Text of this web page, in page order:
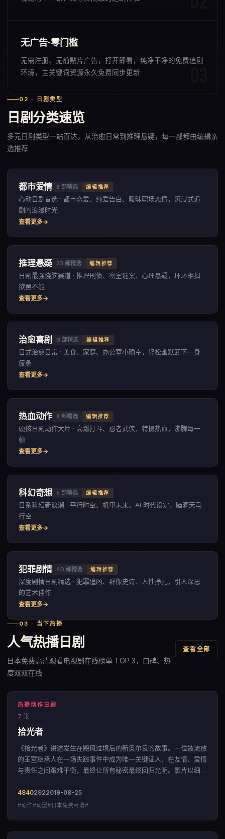
无广告·零门槛
无需注册、无前贴片广告，打开即看，纯净干净的免费追剧
环境，主关键词资源永久免费同步更新
02 · 日剧类型
日剧分类速览
多元日剧类型一站直达，从治愈日常到推理悬疑，每一部都由编辑亲
选推荐
都市爱情 8 部精选 编辑推荐
心动日剧首选 · 都市恋爱、纯爱告白、暧昧职场恋情，沉浸式追
剧的浪漫时光
查看更多
推理悬疑 23 部精选 编辑推荐
日剧最强烧脑赛道 · 推理刑侦、密室谜案、心理悬疑，环环相扣
欲罢不能
查看更多
治愈喜剧 9 部精选 编辑推荐
日式治愈日常 · 美食、家庭、办公室小确幸，轻松幽默卸下一身
疲惫
查看更多
热血动作 8 部精选 编辑推荐
硬核日剧动作大片 · 高燃打斗、忍者武侠、特摄热血，沸腾每一
帧
查看更多
科幻奇想 5 部精选 编辑推荐
日系科幻新浪潮 · 平行时空、机甲未来、AI 时代设定，脑洞天马
行空
查看更多
犯罪剧情 40 部精选 编辑推荐
深度剧情日剧精选 · 犯罪追凶、群像史诗、人性挣扎，引人深思
的艺术佳作
查看更多
03 · 当下热播
人气热播日剧
日本免费高清观看电视剧在线榜单 TOP 3，口碑、热
度双双在线
查看全部
热播动作日剧
7 张
拾光者
《拾光者》讲述发生在飓风过境后的新奥尔良的故事。一位被流放
的王室继承人在一场失踪事件中成为唯一关键证人，在友情、爱情
与责任之间艰难平衡，最终让所有秘密最终回归光明。影片以细腻
48402922019-08-25
#动作#动漫#日本免费高清#